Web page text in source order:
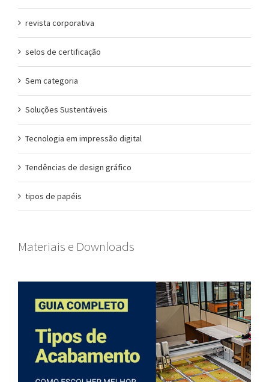
revista corporativa
selos de certificação
Sem categoria
Soluções Sustentáveis
Tecnologia em impressão digital
Tendências de design gráfico
tipos de papéis
Materiais e Downloads